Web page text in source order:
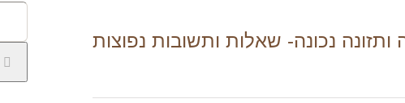
ותזונה נכונה- שאלות ותשובות נפוצות